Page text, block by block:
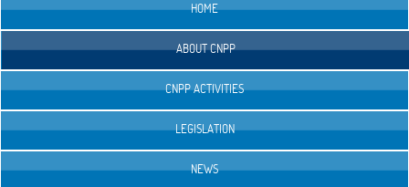
HOME
ABOUT CNPP
CNPP ACTIVITIES
LEGISLATION
NEWS